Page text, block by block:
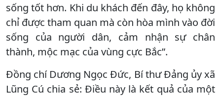
sống tốt hơn. Khi du khách đến đây, họ không
chỉ được tham quan mà còn hòa mình vào đời
sống của người dân, cảm nhận sự chân
thành, mộc mạc của vùng cực Bắc”.
Đồng chí Dương Ngọc Đức, Bí thư Đảng ủy xã
Lũng Cú chia sẻ: Điều này là kết quả của một